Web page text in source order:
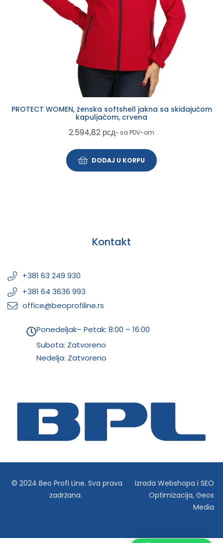
PROTECT WOMEN, ženska softshell jakna sa skidajućom
kapuljačom, crvena
2.594,82 рсд~ sa PDV-om
DODAJ U KORPU
Kontakt
+381 63 249 930
+381 64 3636 993
office@beoprofiline.rs
Ponedeljak– Petak: 8:00 – 16:00
Subota: Zatvoreno
Nedelja: Zatvoreno
© 2024 Beo Profi Line. Sva prava
zadržana.
Izrada Webshopa iSEO
Optimizacija,Geos
Media